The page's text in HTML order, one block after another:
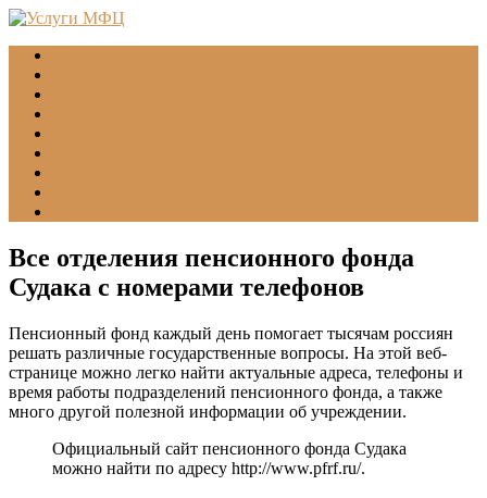
Все отделения пенсионного фонда
Судака с номерами телефонов
Пенсионный фонд каждый день помогает тысячам россиян
решать различные государственные вопросы. На этой веб-
странице можно легко найти актуальные адреса, телефоны и
время работы подразделений пенсионного фонда, а также
много другой полезной информации об учреждении.
Официальный сайт пенсионного фонда Судака
можно найти по адресу http://www.pfrf.ru/.